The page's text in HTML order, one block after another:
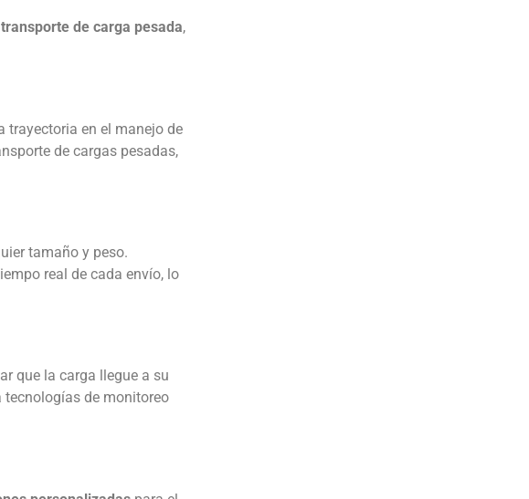
transporte de carga pesada,
trayectoria en el manejo de
de cargas pesadas,
tamaño y peso.
real de cada envío, lo
que la carga llegue a su
tecnologías de monitoreo